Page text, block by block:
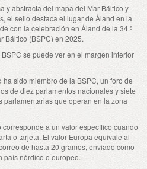
y abstracta del mapa del Mar Báltico y
el sello destaca el lugar de Åland en la
con la celebración en Åland de la 34.ª
Báltico (BSPC) en 2025.
se puede ver en el margen interior
sido miembro de la BSPC, un foro de
de diez parlamentos nacionales y siete
que operan en la zona
a un valor específico cuando
o tarjeta. El valor Europa equivale al
de hasta 20 gramos, enviado como
país nórdico o europeo.